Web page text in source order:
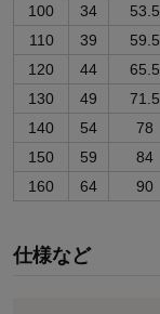
100
34
53.5
110
39
59.5
120
44
65.5
130
49
71.5
140
54
78
150
59
84
160
64 90
仕様など